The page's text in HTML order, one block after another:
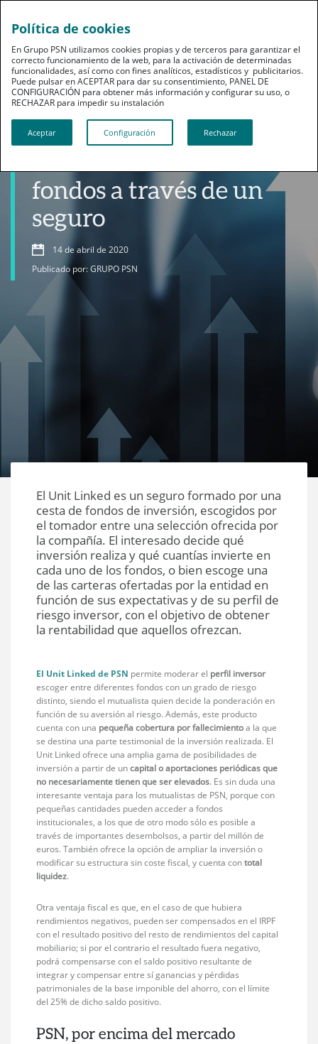
Productos
fondos a través de un
seguro
14 de abril de 2020
Publicado por: GRUPO PSN
El Unit Linked es un seguro formado por una
cesta de fondos de inversión, escogidos por
el tomador entre una selección ofrecida por
la compañía. El interesado decide qué
inversión realiza y qué cuantías invierte en
cada uno de los fondos, o bien escoge una
de las carteras ofertadas por la entidad en
función de sus expectativas y de su perfil de
riesgo inversor, con el objetivo de obtener
la rentabilidad que aquellos ofrezcan.
El Unit Linked de PSN permite moderar el perfil inversor
escoger entre diferentes fondos con un grado de riesgo
distinto, siendo el mutualista quien decide la ponderación en
función de su aversión al riesgo. Además, este producto
cuenta con una pequeña cobertura por fallecimientoa la que
se destina una parte testimonial de la inversión realizada. El
Unit Linked ofrece una amplia gama de posibilidades de
inversión a partir de uncapital o aportaciones periódicas que
no necesariamente tienen que ser elevados. Es sin duda una
interesante ventaja para los mutualistas de PSN, porque con
pequeñas cantidades pueden acceder a fondos
institucionales, a los que de otro modo sólo es posible a
través de importantes desembolsos, a partir del millón de
euros. También ofrece la opción de ampliar la inversión o
modificar su estructura sin coste fiscal, y cuenta contotal
liquidez.
Otra ventaja fiscal es que, en el caso de que hubiera
rendimientos negativos, pueden ser compensados en el IRPF
con el resultado positivo del resto de rendimientos del capital
mobiliario; si por el contrario el resultado fuera negativo,
podrá compensarse con el saldo positivo resultante de
integrar y compensar entre sí ganancias y pérdidas
patrimoniales de la base imponible del ahorro, con el límite
del 25% de dicho saldo positivo.
PSN, por encima del mercado
Política de cookies
En Grupo PSN utilizamos cookies propias y de terceros para garantizar el
correcto funcionamiento de la web, para la activación de determinadas
funcionalidades, así como con fines analíticos, estadísticos y publicitarios.
Puede pulsar en ACEPTAR para dar su consentimiento, PANEL DE
CONFIGURACIÓN para obtener más información y configurar su uso, o
RECHAZAR para impedir su instalación​​​​​​​
Aceptar Configuración Rechazar